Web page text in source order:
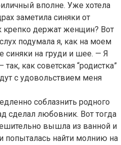
вполне. Уже хотела
заметила синяки от
крепко держат женщин? Вот
подумала я, как на моем
синяки на груди и шее. — Я
как советская “родистка”
с удовольствием меня
соблазнить родного
сделал любовник. Вот тогда
вышла из ванной и
попыталась найти молнию на